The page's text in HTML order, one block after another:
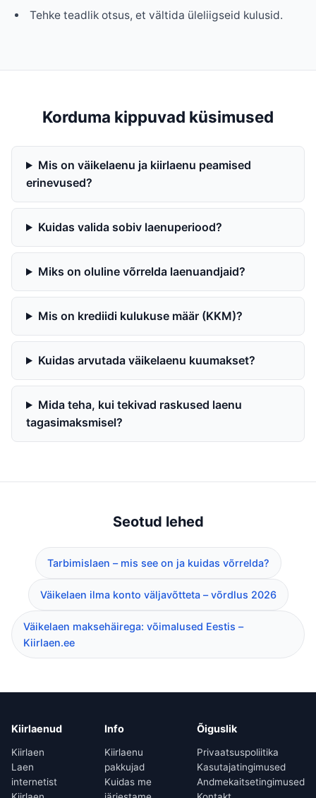
Tehke teadlik otsus, et vältida üleliigseid kulusid.
Korduma kippuvad küsimused
Mis on väikelaenu ja kiirlaenu peamised
erinevused?
Kuidas valida sobiv laenuperiood?
Miks on oluline võrrelda laenuandjaid?
Mis on krediidi kulukuse määr (KKM)?
Kuidas arvutada väikelaenu kuumakset?
Mida teha, kui tekivad raskused laenu
tagasimaksmisel?
Seotud lehed
Tarbimislaen – mis see on ja kuidas võrrelda?
Väikelaen ilma konto väljavõtteta – võrdlus 2026
Väikelaen maksehäirega: võimalused Eestis –
Kiirlaen.ee
Kiirlaenud
Kiirlaen
Laen
internetist
Info
Kiirlaenu
pakkujad
Kuidas me
Õiguslik
Privaatsuspoliitika
Kasutajatingimused
Andmekaitsetingimused